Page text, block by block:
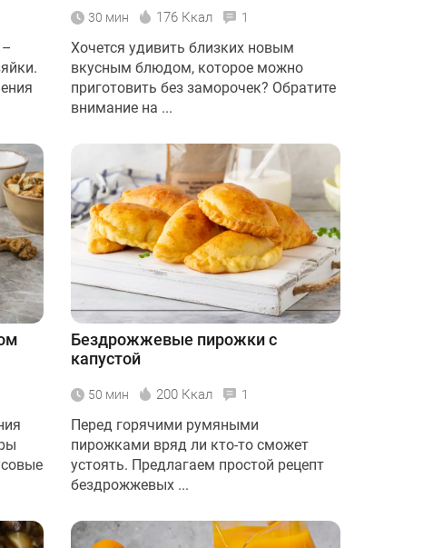
30 мин 176 Ккал 1
Хочется удивить близких новым
вкусным блюдом, которое можно
приготовить без заморочек? Обратите
внимание на ...
Бездрожжевые пирожки с
капустой
50 мин 200 Ккал 1
Перед горячими румяными
пирожками вряд ли кто-то сможет
устоять. Предлагаем простой рецепт
бездрожжевых ...